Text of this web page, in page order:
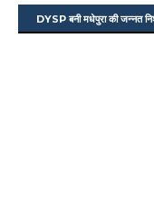
DYSP बनी मधेपुरा की जन्नत